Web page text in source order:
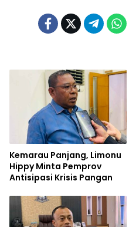
Kemarau Panjang, Limonu
Hippy Minta Pemprov
Antisipasi Krisis Pangan